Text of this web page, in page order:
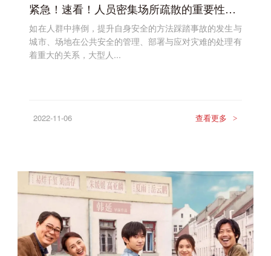
紧急！速看！人员密集场所疏散的重要性！！！
如在人群中摔倒，提升自身安全的方法踩踏事故的发生与
城市、场地在公共安全的管理、部署与应对灾难的处理有
着重大的关系，大型人...
2022-11-06 查看更多 >